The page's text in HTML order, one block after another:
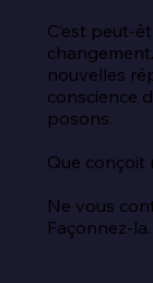
C’est peut-
nouvelles
conscience
posons.
Que conçoit
Ne vous
Façonnez-la.